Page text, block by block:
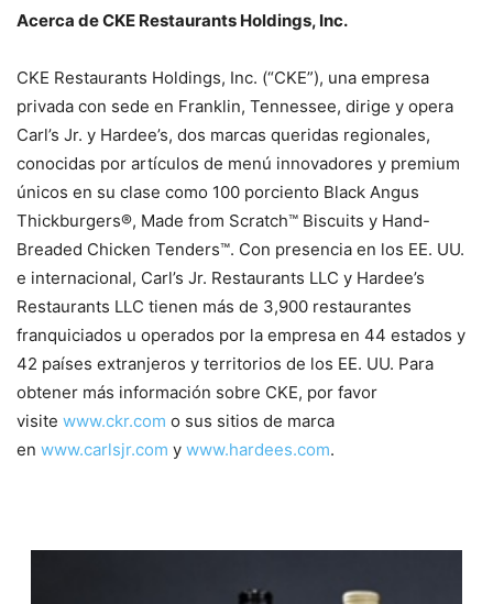
Acerca de CKE Restaurants Holdings, Inc.
CKE Restaurants Holdings, Inc. (“CKE”), una empresa
privada con sede en Franklin, Tennessee, dirige y opera
Carl’s Jr. y Hardee’s, dos marcas queridas regionales,
conocidas por artículos de menú innovadores y premium
únicos en su clase como 100 porciento Black Angus
Thickburgers®, Made from Scratch™ Biscuits y Hand-
Breaded Chicken Tenders™. Con presencia en los EE. UU.
e internacional, Carl’s Jr. Restaurants LLC y Hardee’s
Restaurants LLC tienen más de 3,900 restaurantes
franquiciados u operados por la empresa en 44 estados y
42 países extranjeros y territorios de los EE. UU. Para
obtener más información sobre CKE, por favor
visite www.ckr.com o sus sitios de marca
en www.carlsjr.com y www.hardees.com.